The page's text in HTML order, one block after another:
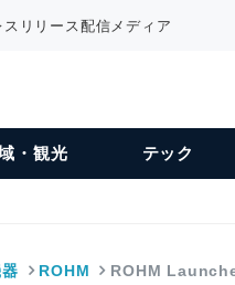
リリース配信メディア
・観光 テック
ROHM ROHM